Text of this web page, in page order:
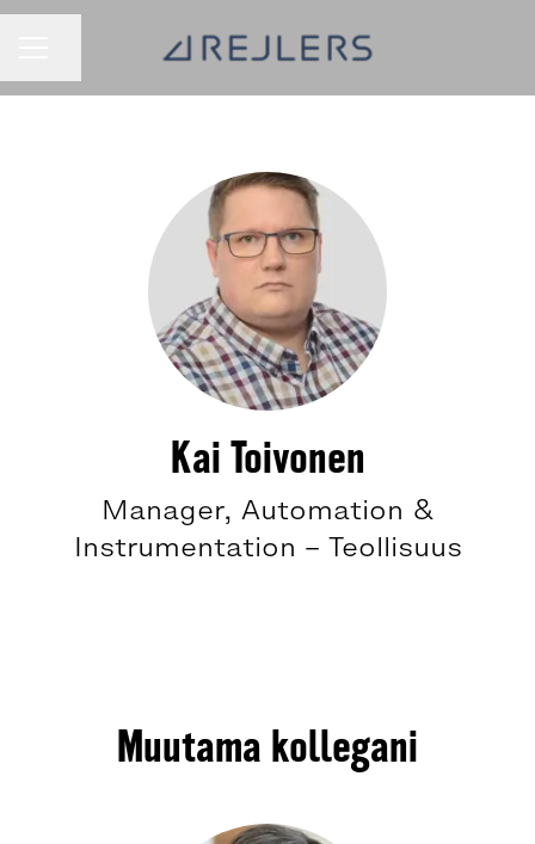
Kai Toivonen
Manager, Automation &
Instrumentation – Teollisuus
Muutama kollegani